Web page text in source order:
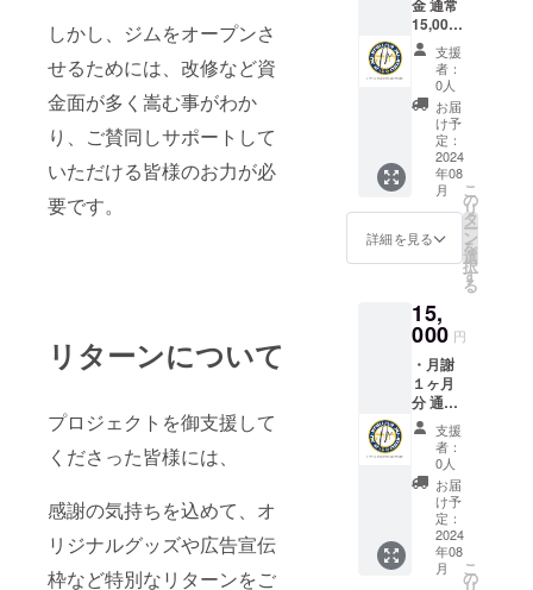
しかし、ジムをオープンさ
せるためには、改修など資
金面が多く嵩む事がわか
り、ご賛同しサポートして
いただける皆様のお力が必
要です。
リターンについて
プロジェクトを御支援して
くださった皆様には、
感謝の気持ちを込めて、オ
リジナルグッズや広告宣伝
枠など特別なリターンをご
験して
みてく
ださ
い。
金 通常
15,000
円 →0
円 ・オ
リジナ
ルス
テッ
カー ＜
枚数＞
１枚 ＜
サイズ
＞6cm
x 6cm ※
デザイ
く変更
される
場合が
ありま
す。
支援
者：
0人
お届
け予
定：
2024
年08
月
詳細を見る
こ
の
リ
タ
ー
ン
を
選
択
す
る
15,
000 円
・月謝
１ヶ月
分 通常
15,000
円 →0
リジナ
ルス
テッ
カー ＜
枚数＞
１枚 ＜
支援
者：
0人
お届
け予
定：
2024
年08
月
こ
の